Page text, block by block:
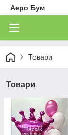
Аеро Бум
Товари
Товари